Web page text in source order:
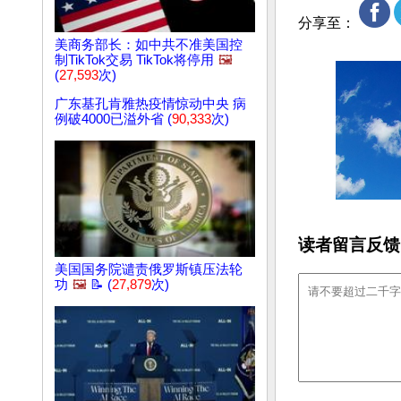
美商务部长：如中共不准美国控
制TikTok交易 TikTok将停用 🖼️
(27,593次)
广东基孔肯雅热疫情惊动中央 病
例破4000已溢外省 (90,333次)
美国国务院谴责俄罗斯镇压法轮
功 🖼️ 📝 (27,879次)
分享至：
读者留言反